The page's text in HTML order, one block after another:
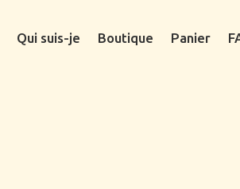
Qui suis-je Boutique Panier